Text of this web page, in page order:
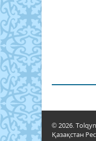
© 2026.
Қазақстан